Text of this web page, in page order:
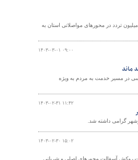
مرکز مدیریت راه‌های استان بوشهر گفت: طی دو ماهه ابتدای امسال نزدیک به ۳۲ میلیون تردد در محورهای مواصلاتی استان به
۱۴۰۳-۰۳-۰۱ ۰۹:۰۰
ماند
در مسیر خدمت به مردم به ویژه
۱۴۰۳-۰۲-۳۱ ۱۱:۴۲
گرامی داشته شد.
۱۴۰۳-۰۲-۳۰ ۱۵:۰۲
روکش آسفالت محورهای اصلی و شریانی